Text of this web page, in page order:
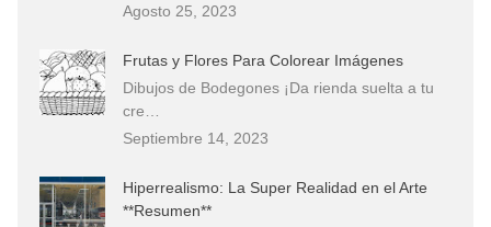
Agosto 25, 2023
Frutas y Flores Para Colorear Imágenes
Dibujos de Bodegones ¡Da rienda suelta a tu
cre…
Septiembre 14, 2023
Hiperrealismo: La Super Realidad en el Arte
**Resumen**